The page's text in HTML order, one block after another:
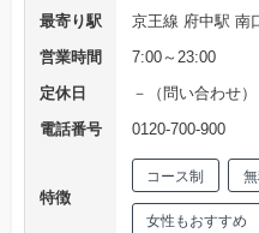
最寄り駅
京王線 府中駅 南
営業時間
7:00～23:00
定休日
－（問い合わせ）
電話番号
0120-700-900
特徴
コース制
女性もおすすめ